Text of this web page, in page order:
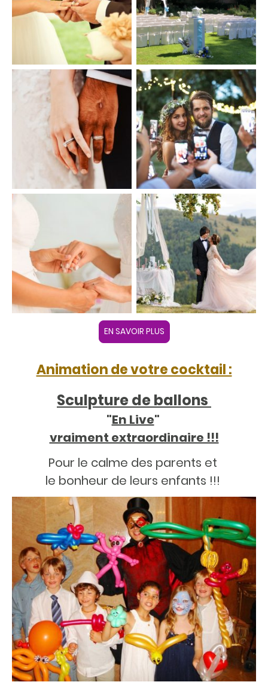
EN SAVOIR PLUS
Animation de votre cocktail :
Sculpture de ballons
"En Live"
vraiment extraordinaire !!!
Pour le calme des parents et
le bonheur de leurs enfants !!!